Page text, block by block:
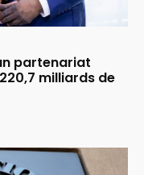
partenariat
milliards de